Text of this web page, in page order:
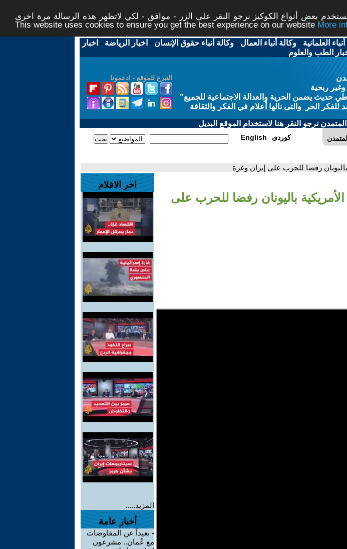
بعض أنواع الكوكيز نرجو النقر على الزر - موافق - لكي لاتظهر هذه الرسالة مرة اخرى -
This website uses cookies to ensure you get the best experience on our website
العلمانية -وكالة أنباء العمال -وكالة أنباء حقوق الإنسان - اخبار الرياضة - اخبار
الطب والعلوم
التبرع للموقع - ادعمونا
ربحية
يضمن الحرية والعدالة الاجتماعية للجميع"
الحر والتى نالها أعلام في الفكر والثقافة
نرجو النقر هنا لاستخدام الموقع البديل
English كوردي
رفضا للحرب على إيران وغزة
باليونان رفضا للحرب على
اخر الافلام
المزيد.....
أخبار عامة
- بعيداً عن المفاوضات
مع عُمان.. مشرعون